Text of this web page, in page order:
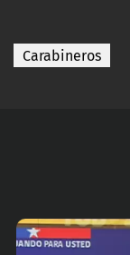
Carabineros